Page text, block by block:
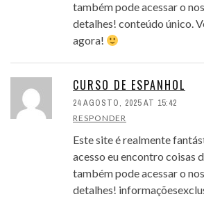
também pode acessar o
detalhes! conteúdo único.
agora!
CURSO DE ESPANHOL
24 AGOSTO, 2025 AT 15:42
RESPONDER
Este site é realmente
acesso eu encontro coisas
também pode acessar o
detalhes!